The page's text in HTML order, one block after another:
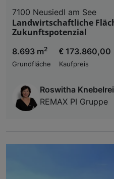
7100 Neusiedl am See
Landwirtschaftliche
Zukunftspotenzial
8.693 m2
Grundfläche
€ 173.860,00
Kaufpreis
Roswitha
REMAX PI Gruppe